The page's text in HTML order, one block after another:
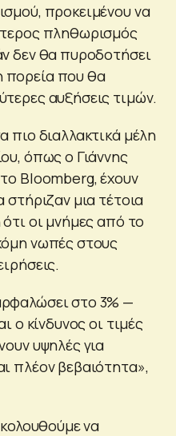
προκειμένου να
πληθωρισμός
δεν θα πυροδοτήσει
πορεία που θα
αυξήσεις τιμών.
πιο διαλλακτικά μέλη
όπως ο Γιάννης
Bloomberg, έχουν
μια τέτοια
οι μνήμες από το
νωπές στους
στο 3% —
ο κίνδυνος οι τιμές
υψηλές για
πλέον βεβαιότητα»,
να